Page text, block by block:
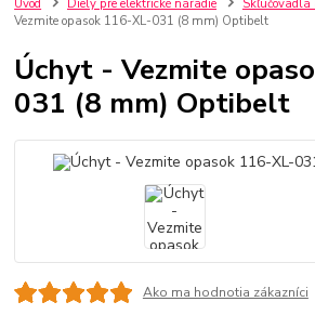
Úvod Diely pre elektrické náradie
Vezmite opasok 116-XL-031 (8 mm) Optibelt
Úchyt - Vezmite
031 (8 mm) Optibelt
Ako ma hodnotia zákazníci